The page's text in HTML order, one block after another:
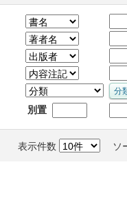
別置
表示件数 ソ